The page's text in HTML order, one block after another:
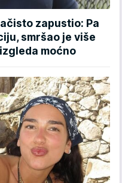
zapustio: Pa
smršao je više
moćno